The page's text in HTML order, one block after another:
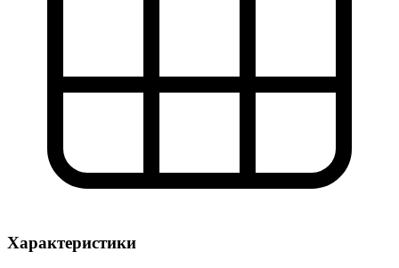
Характеристики